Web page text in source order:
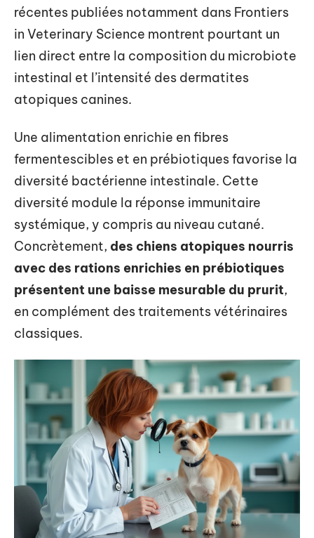
récentes publiées notamment dans Frontiers
in Veterinary Science montrent pourtant un
lien direct entre la composition du microbiote
intestinal et l’intensité des dermatites
atopiques canines.
Une alimentation enrichie en fibres
fermentescibles et en prébiotiques favorise la
diversité bactérienne intestinale. Cette
diversité module la réponse immunitaire
systémique, y compris au niveau cutané.
Concrètement, des chiens atopiques nourris
avec des rations enrichies en prébiotiques
présentent une baisse mesurable du prurit,
en complément des traitements vétérinaires
classiques.